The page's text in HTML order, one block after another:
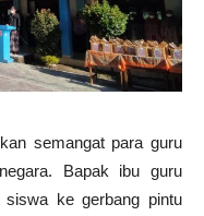
semangat para guru
Bapak ibu guru
siswa ke gerbang pintu